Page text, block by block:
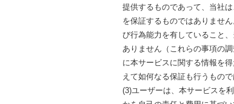
提供するものであって、当社
を保証するものではありませ
び行為能力を有していること
ありません（これらの事項の
に本サービスに関する情報を
えて如何なる保証も行うもので
(3)ユーザーは、本サービスを